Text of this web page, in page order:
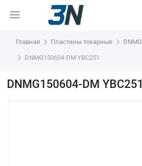
Главная Пластины токарные DNMG
DNMG150604-DM YBC251
DNMG150604-DM YBC251